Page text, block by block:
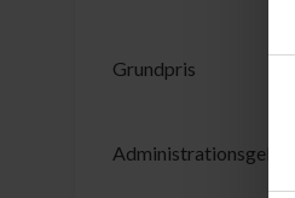
Grundpris
Administrationsgebyr